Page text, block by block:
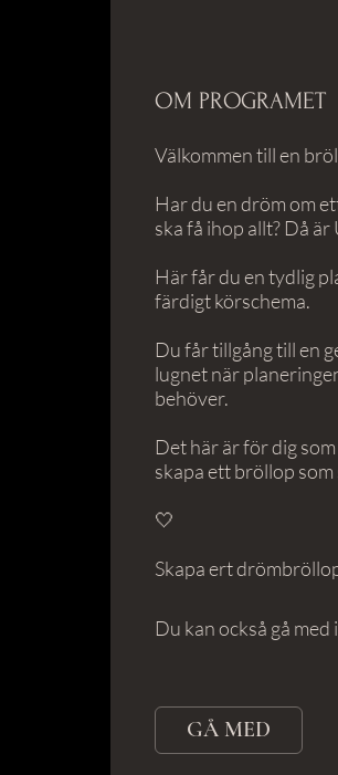
OM PROGRAMET
Välkommen till en
Har du en dröm om
ska få ihop allt? Då
Här får du en tydlig
färdigt körschema.
Du får tillgång till en
lugnet när
behöver.
Det här är för dig
skapa ett bröllop
🤍
Skapa ert
Du kan också gå
GÅ MED